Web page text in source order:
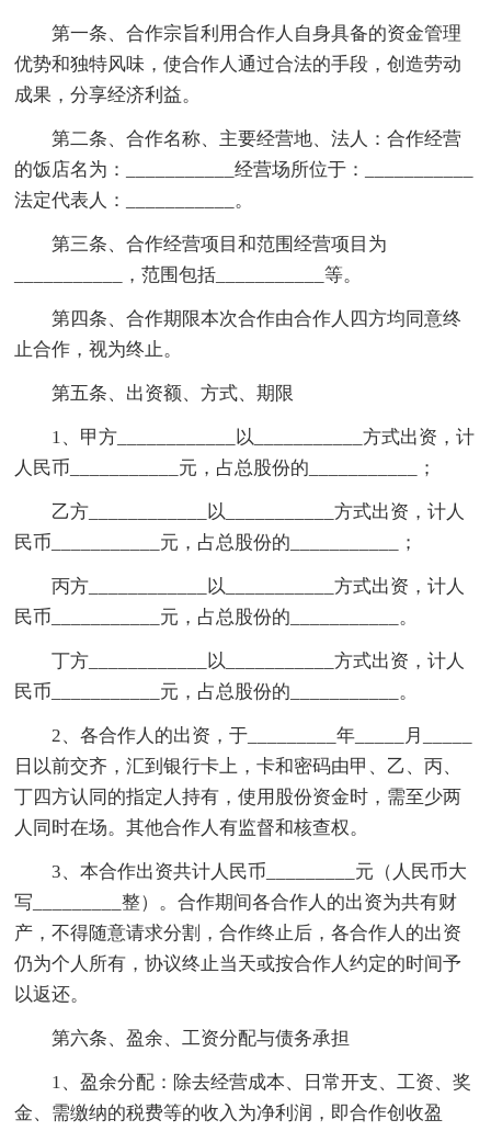
第一条、合作宗旨利用合作人自身具备的资金管理
优势和独特风味，使合作人通过合法的手段，创造劳动
成果，分享经济利益。
第二条、合作名称、主要经营地、法人：合作经营
的饭店名为：___________经营场所位于：___________
法定代表人：___________。
第三条、合作经营项目和范围经营项目为
___________，范围包括___________等。
第四条、合作期限本次合作由合作人四方均同意终
止合作，视为终止。
第五条、出资额、方式、期限
1、甲方____________以___________方式出资，计
人民币___________元，占总股份的___________；
乙方____________以___________方式出资，计人
民币___________元，占总股份的___________；
丙方____________以___________方式出资，计人
民币___________元，占总股份的___________。
丁方____________以___________方式出资，计人
民币___________元，占总股份的___________。
2、各合作人的出资，于_________年_____月_____
日以前交齐，汇到银行卡上，卡和密码由甲、乙、丙、
丁四方认同的指定人持有，使用股份资金时，需至少两
人同时在场。其他合作人有监督和核查权。
3、本合作出资共计人民币_________元（人民币大
写_________整）。合作期间各合作人的出资为共有财
产，不得随意请求分割，合作终止后，各合作人的出资
仍为个人所有，协议终止当天或按合作人约定的时间予
以返还。
第六条、盈余、工资分配与债务承担
1、盈余分配：除去经营成本、日常开支、工资、奖
金、需缴纳的税费等的收入为净利润，即合作创收盈